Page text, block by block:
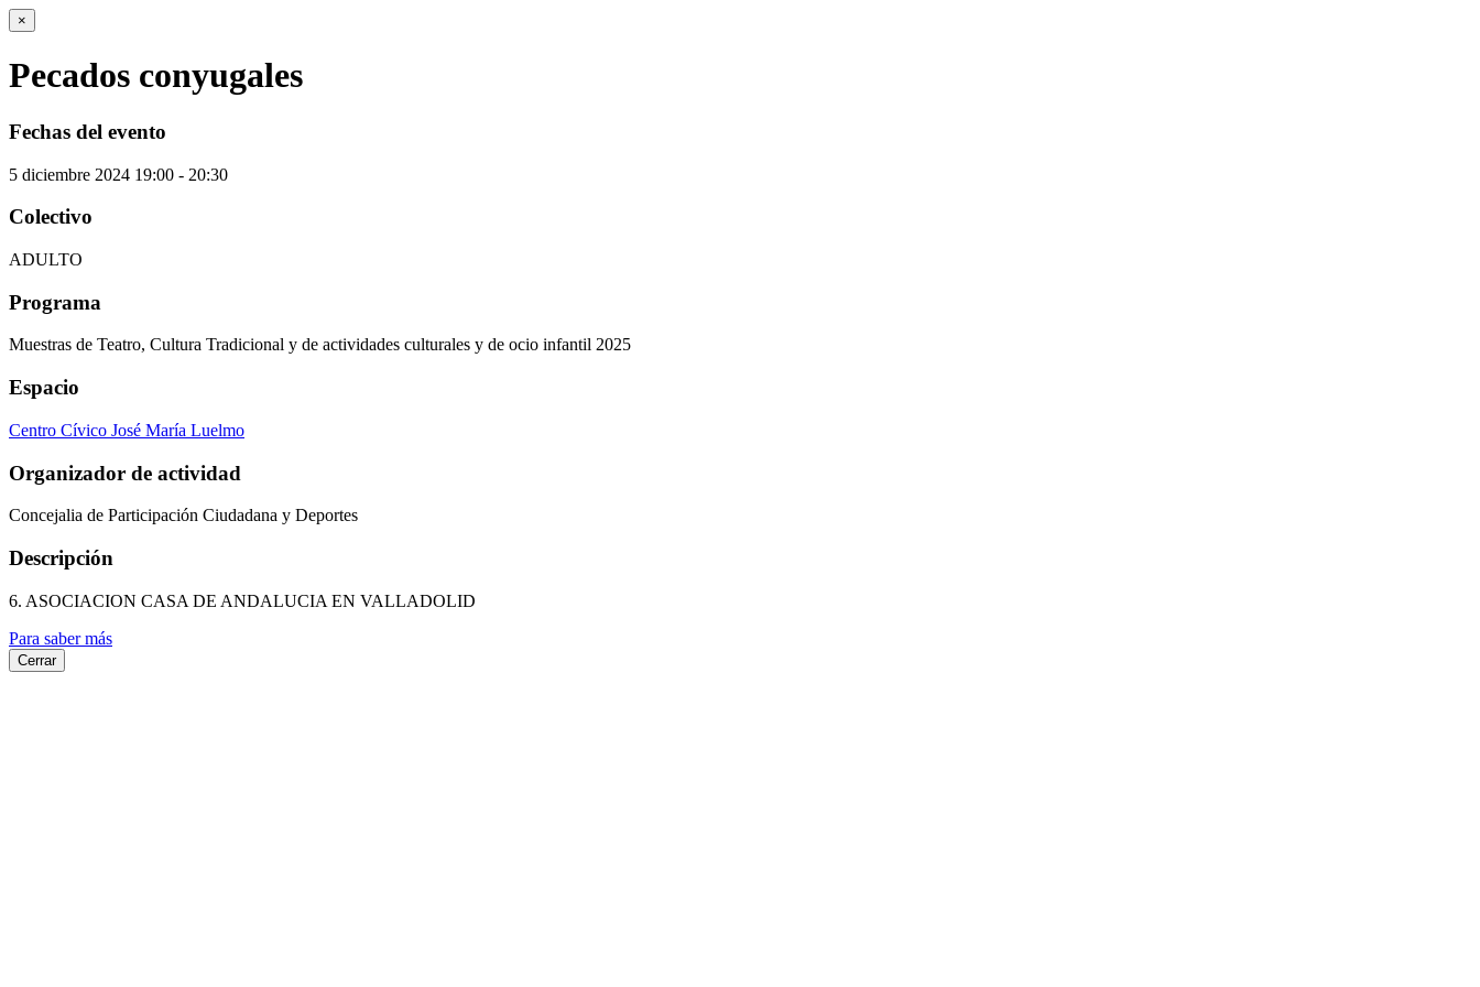
×
Pecados conyugales
Fechas del evento
5 diciembre 2024 19:00 - 20:30
Colectivo
ADULTO
Programa
Muestras de Teatro, Cultura Tradicional y de actividades culturales y de ocio infantil 2025
Espacio
Centro Cívico José María Luelmo
Organizador de actividad
Concejalia de Participación Ciudadana y Deportes
Descripción
6. ASOCIACION CASA DE ANDALUCIA EN VALLADOLID
Para saber más
Cerrar